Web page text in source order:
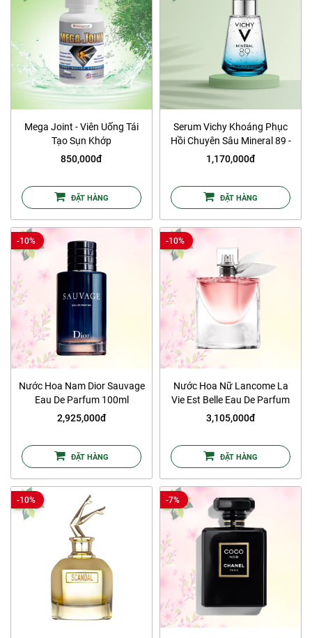
Mega Joint - Viên Uống Tái
Tạo Sụn Khớp
850,000đ
ĐẶT HÀNG
Serum Vichy Khoáng Phục
Hồi Chuyên Sâu Mineral 89 -
75ml
1,170,000đ
ĐẶT HÀNG
-10%
Nước Hoa Nam Dior Sauvage
Eau De Parfum 100ml
2,925,000đ
ĐẶT HÀNG
-10%
Nước Hoa Nữ Lancome La
Vie Est Belle Eau De Parfum
100ml
3,105,000đ
ĐẶT HÀNG
-10% -7%